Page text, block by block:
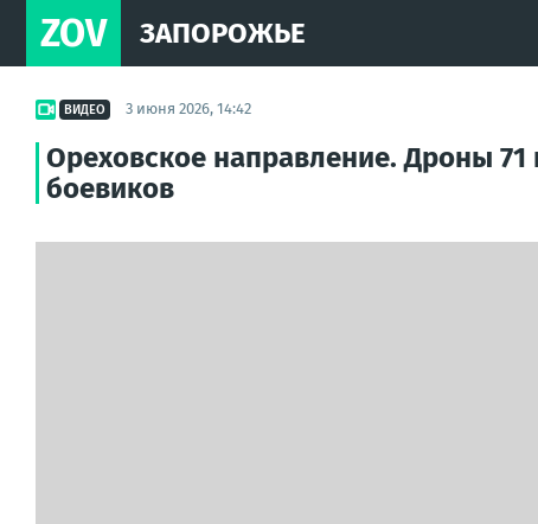
ZOV ЗАПОРОЖЬЕ
ВИДЕО 3 июня 2026, 14:42
Ореховское направление. Дроны 71
боевиков